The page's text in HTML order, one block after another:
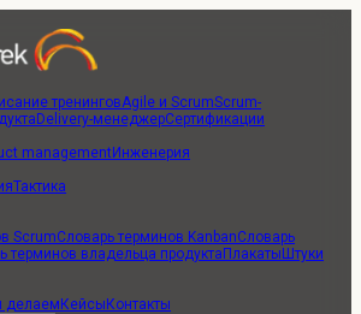
тренинговAgile и ScrumScrum-
Delivery-менеджерСертификации
managementИнженерия
Тактика
ScrumСловарь терминов KanbanСловарь
терминов владельца продукта Плакаты Штуки
делаем Кейсы Контакты